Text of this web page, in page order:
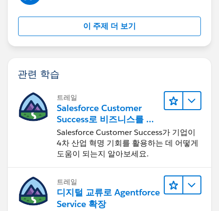
이 주제 더 보기
관련 학습
트레일
Salesforce Customer
Success로 비즈니스를 혁
신하기
Salesforce Customer Success가 기업이
4차 산업 혁명 기회를 활용하는 데 어떻게
도움이 되는지 알아보세요.
트레일
디지털 교류로 Agentforce
Service 확장